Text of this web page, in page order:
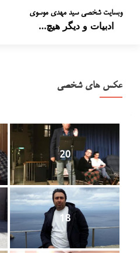
وبسایت شخصی سید مهدی موسوی
ادبیات و دیگر هیچ…
عکس های شخصی
20
18